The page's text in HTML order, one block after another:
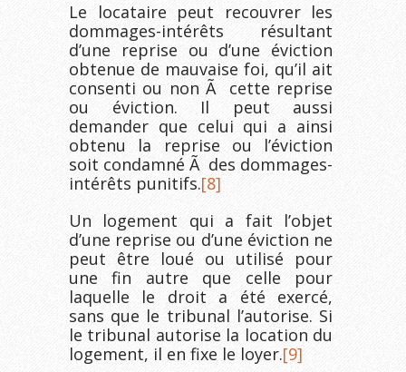
Le locataire peut recouvrer les
dommages-intérêts résultant
d’une reprise ou d’une éviction
obtenue de mauvaise foi, qu’il ait
consenti ou non Ã cette reprise
ou éviction. Il peut aussi
demander que celui qui a ainsi
obtenu la reprise ou l’éviction
soit condamné Ã des dommages-
intérêts punitifs.[8]
Un logement qui a fait l’objet
d’une reprise ou d’une éviction ne
peut être loué ou utilisé pour
une fin autre que celle pour
laquelle le droit a été exercé,
sans que le tribunal l’autorise. Si
le tribunal autorise la location du
logement, il en fixe le loyer.[9]